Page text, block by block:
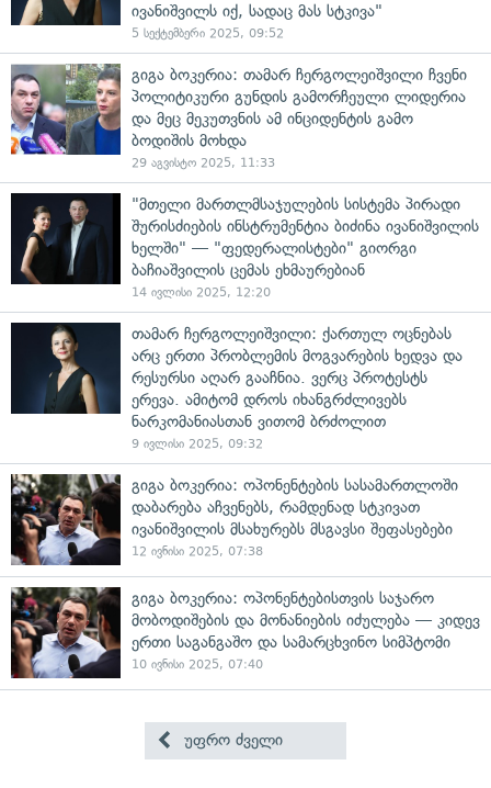
ივანიშვილს იქ, სადაც მას სტკივა"
5 სექტემბერი 2025, 09:52
გიგა ბოკერია: თამარ ჩერგოლეიშვილი ჩვენი
პოლიტიკური გუნდის გამორჩეული ლიდერია
და მეც მეკუთვნის ამ ინციდენტის გამო
ბოდიშის მოხდა
29 აგვისტო 2025, 11:33
"მთელი მართლმსაჯულების სისტემა პირადი
შურისძიების ინსტრუმენტია ბიძინა ივანიშვილის
ხელში" — "ფედერალისტები" გიორგი
ბაჩიაშვილის ცემას ეხმაურებიან
14 ივლისი 2025, 12:20
თამარ ჩერგოლეიშვილი: ქართულ ოცნებას
არც ერთი პრობლემის მოგვარების ხედვა და
რესურსი აღარ გააჩნია. ვერც პროტესტს
ერევა. ამიტომ დროს იხანგრძლივებს
ნარკომანიასთან ვითომ ბრძოლით
9 ივლისი 2025, 09:32
გიგა ბოკერია: ოპონენტების სასამართლოში
დაბარება აჩვენებს, რამდენად სტკივათ
ივანიშვილის მსახურებს მსგავსი შეფასებები
12 ივნისი 2025, 07:38
გიგა ბოკერია: ოპონენტებისთვის საჯარო
მობოდიშების და მონანიების იძულება — კიდევ
ერთი საგანგაშო და სამარცხვინო სიმპტომი
10 ივნისი 2025, 07:40
უფრო ძველი